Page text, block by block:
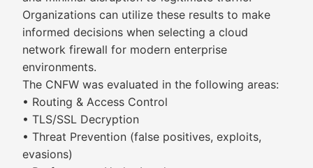
Organizations can utilize these results to make
informed decisions when selecting a cloud
network firewall for modern enterprise
environments.
The CNFW was evaluated in the following areas:
• Routing & Access Control
• TLS/SSL Decryption
• Threat Prevention (false positives, exploits,
evasions)